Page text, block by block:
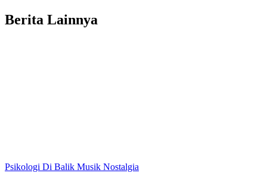
Berita Lainnya
Psikologi Di Balik Musik Nostalgia